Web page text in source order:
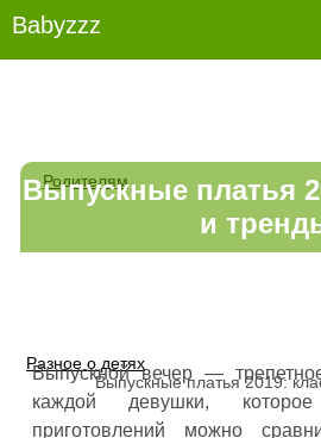
Babyzzz
Родителям
Разное о детях
Выпускные платья 2019:
Выпускные платья
и
Выпускной вечер —
каждой девушки,
приготовлений можно